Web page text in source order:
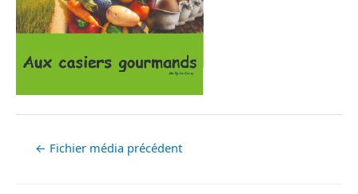
← Fichier média précédent